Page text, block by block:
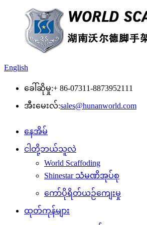
English
ခေါ်ဆိုမှု:+ 86-07311-8873952111
အီးမေးလ်:sales@hunanworld.com
နေအိမ်
ငါတို့ဘယ်သူလဲ
World Scaffoding
Shinestar သံမဏိအုပ်စု
ကော်ပိုရိတ်ယဉ်ကျေးမှု
ထုတ်ကုန်များ